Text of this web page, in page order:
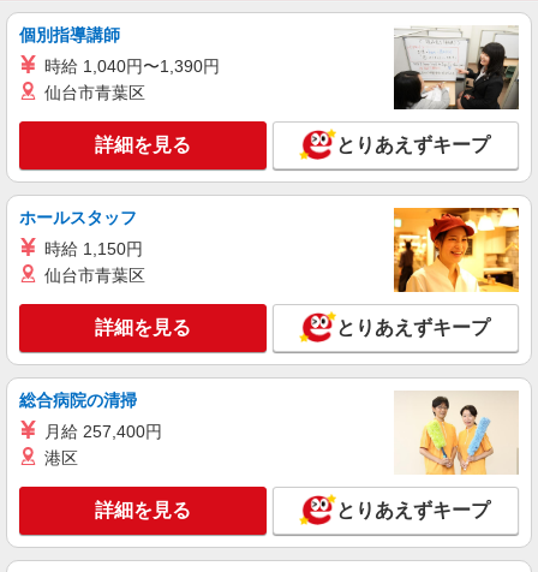
キープ 詳細を見る
派遣社員
株式会社kotrio /●HR-H-1991427
戸坂＊グループホームSTAFF＊生活のサポー
ト業務を担当
時給1350円〜1937円 ＜日払い有/週払い有/交
通費全支給(ガソリン代含む)＞
キープ 詳細を見る
株式会社kotrio /●HR-H-2078502
＼収入アップを全面サポート／小規模デイ
時給1350円〜1937円 ＜日払い有/週払い有/交
広島市東区戸坂など
キープ 詳細を見る
個別指導講師
時給 1,040円〜1,390円
仙台市青葉区
詳細を見る とりあえずキープ
ホールスタッフ
時給 1,150円
仙台市青葉区
詳細を見る とりあえずキープ
総合病院の清掃
月給 257,400円
港区
詳細を見る とりあえずキープ